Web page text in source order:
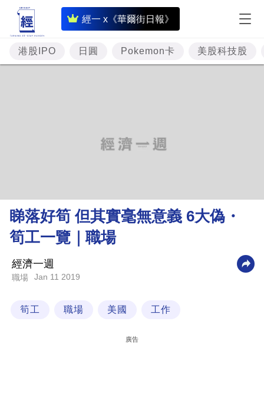
經一 x《華爾街日報》
即
時
財
經
理
財
科
港股IPO 日圓 Pokemon卡 美股科技股
睇落好筍 但其實毫無意義 6大偽・
筍工一覽｜職場
經濟一週
職場 Jan 11 2019
筍工 職場 美國 工作
廣告